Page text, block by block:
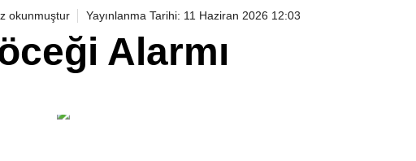
okunmuştur Yayınlanma Tarihi: 11 Haziran 2026 12:03
Alarmı